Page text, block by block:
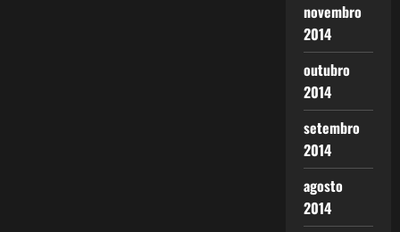
novembro
2014
outubro
2014
setembro
2014
agosto
2014